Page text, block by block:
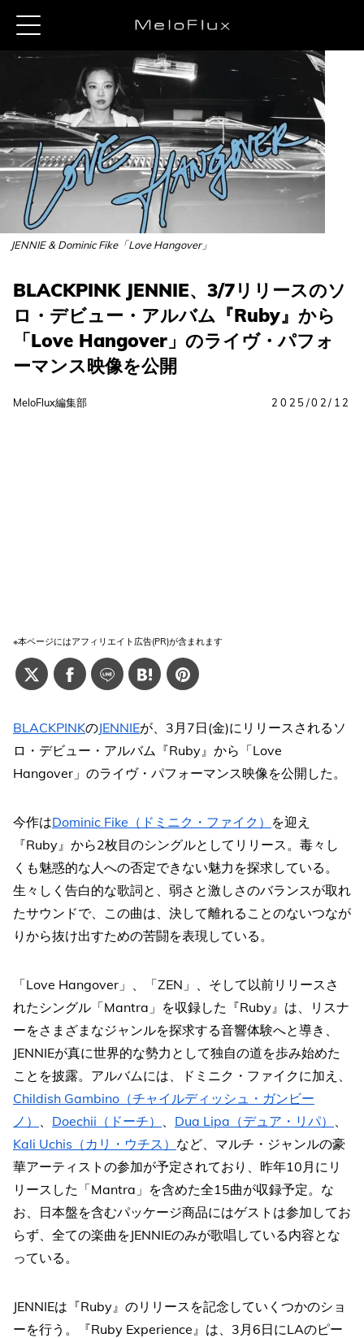
JENNIE & Dominic Fike「Love Hangover」
BLACKPINK JENNIE、3/7リリースのソ
ロ・デビュー・アルバム『Ruby』から
「Love Hangover」のライヴ・パフォ
ーマンス映像を公開
MeloFlux編集部 2025/02/12
※本ページにはアフィリエイト広告(PR)が含まれます
BLACKPINKのJENNIEが、3月7日(金)にリリースされるソ
ロ・デビュー・アルバム『Ruby』から「Love
Hangover」のライヴ・パフォーマンス映像を公開した。
今作はDominic Fike（ドミニク・ファイク） を迎え
『Ruby』から2枚目のシングルとしてリリース。毒々し
くも魅惑的な人への否定できない魅力を探求している。
生々しく告白的な歌詞と、弱さと激しさのバランスが取れ
たサウンドで、この曲は、決して離れることのないつなが
りから抜け出すための苦闘を表現している。
「Love Hangover」、「ZEN」、そして以前リリースさ
れたシングル「Mantra」を収録した『Ruby』は、リスナ
ーをさまざまなジャンルを探求する音響体験へと導き、
JENNIEが真に世界的な勢力として独自の道を歩み始めた
ことを披露。アルバムには、ドミニク・ファイクに加え、
Childish Gambino（チャイルディッシュ・ガンビー
ノ）
Doechii（ドーチ） Dua Lipa（デュア・リパ）
Kali Uchis（カリ・ウチス） など、マルチ・ジャンルの豪
華アーティストの参加が予定されており、昨年10月にリ
リースした「Mantra」を含めた全15曲が収録予定。な
お、日本盤を含むパッケージ商品にはゲストは参加してお
らず、全ての楽曲をJENNIEのみが歌唱している内容とな
っている。
JENNIEは『Ruby』のリリースを記念していくつかのショ
ーを行う。『Ruby Experience』は、3月6日にLAのピー